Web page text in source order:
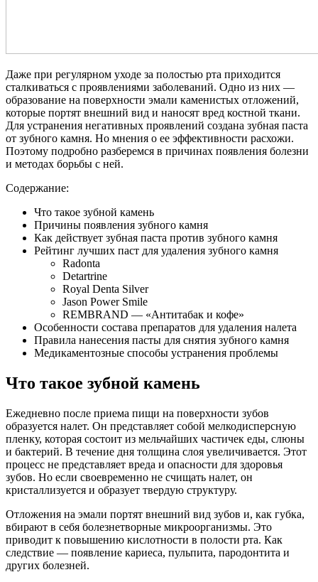
Даже при регулярном уходе за полостью рта приходится
сталкиваться с проявлениями заболеваний. Одно из них —
образование на поверхности эмали каменистых отложений,
которые портят внешний вид и наносят вред костной ткани.
Для устранения негативных проявлений создана зубная паста
от зубного камня. Но мнения о ее эффективности расхожи.
Поэтому подробно разберемся в причинах появления болезни
и методах борьбы с ней.
Содержание:
Что такое зубной камень
Причины появления зубного камня
Как действует зубная паста против зубного камня
Рейтинг лучших паст для удаления зубного камня
Radonta
Detartrine
Royal Denta Silver
Jason Power Smile
REMBRAND — «Антитабак и кофе»
Особенности состава препаратов для удаления налета
Правила нанесения пасты для снятия зубного камня
Медикаментозные способы устранения проблемы
Что такое зубной камень
Ежедневно после приема пищи на поверхности зубов
образуется налет. Он представляет собой мелкодисперсную
пленку, которая состоит из мельчайших частичек еды, слюны
и бактерий. В течение дня толщина слоя увеличивается. Этот
процесс не представляет вреда и опасности для здоровья
зубов. Но если своевременно не счищать налет, он
кристаллизуется и образует твердую структуру.
Отложения на эмали портят внешний вид зубов и, как губка,
вбирают в себя болезнетворные микроорганизмы. Это
приводит к повышению кислотности в полости рта. Как
следствие — появление кариеса, пульпита, пародонтита и
других болезней.